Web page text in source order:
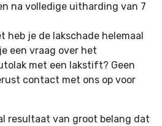
na volledige uitharding van 7
heb je de lakschade helemaal
een vraag over het
met een lakstift? Geen
contact met ons op voor
resultaat van groot belang dat